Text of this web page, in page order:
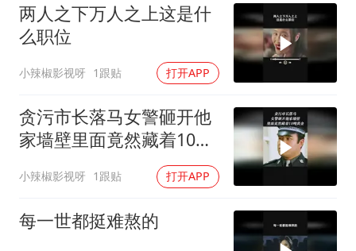
泰国一女公务员妆容引争议 本人回应
宇树科技发行价格150.80元/股
把党建设得更加坚强有力
奋进开新局 实干挑大梁
两人之下万人之上这是什
么职位
小辣椒影视呀 1跟贴 打开APP
贪污市长落马女警砸开他
家墙壁里面竟然藏着10吨
小辣椒影视呀 1跟贴 打开APP
每一世都挺难熬的